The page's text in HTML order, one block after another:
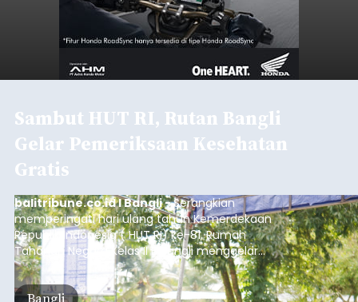
Sambut HUT RI, Rutan Bangli
Gelar Pemeriksaan Kesehatan
Gratis
balitribune.co.id I Bangli -Serangkian
memperingati hari ulang tahun Kemerdekaan
Republik Indonesia ( HUT RI) ke-81, Rumah
Tahanan Negara Kelas II B Bangli menggelar
kegiatan pemeriksaan kesehatan gratis, Rabu
(6/8/2026).
Bangli